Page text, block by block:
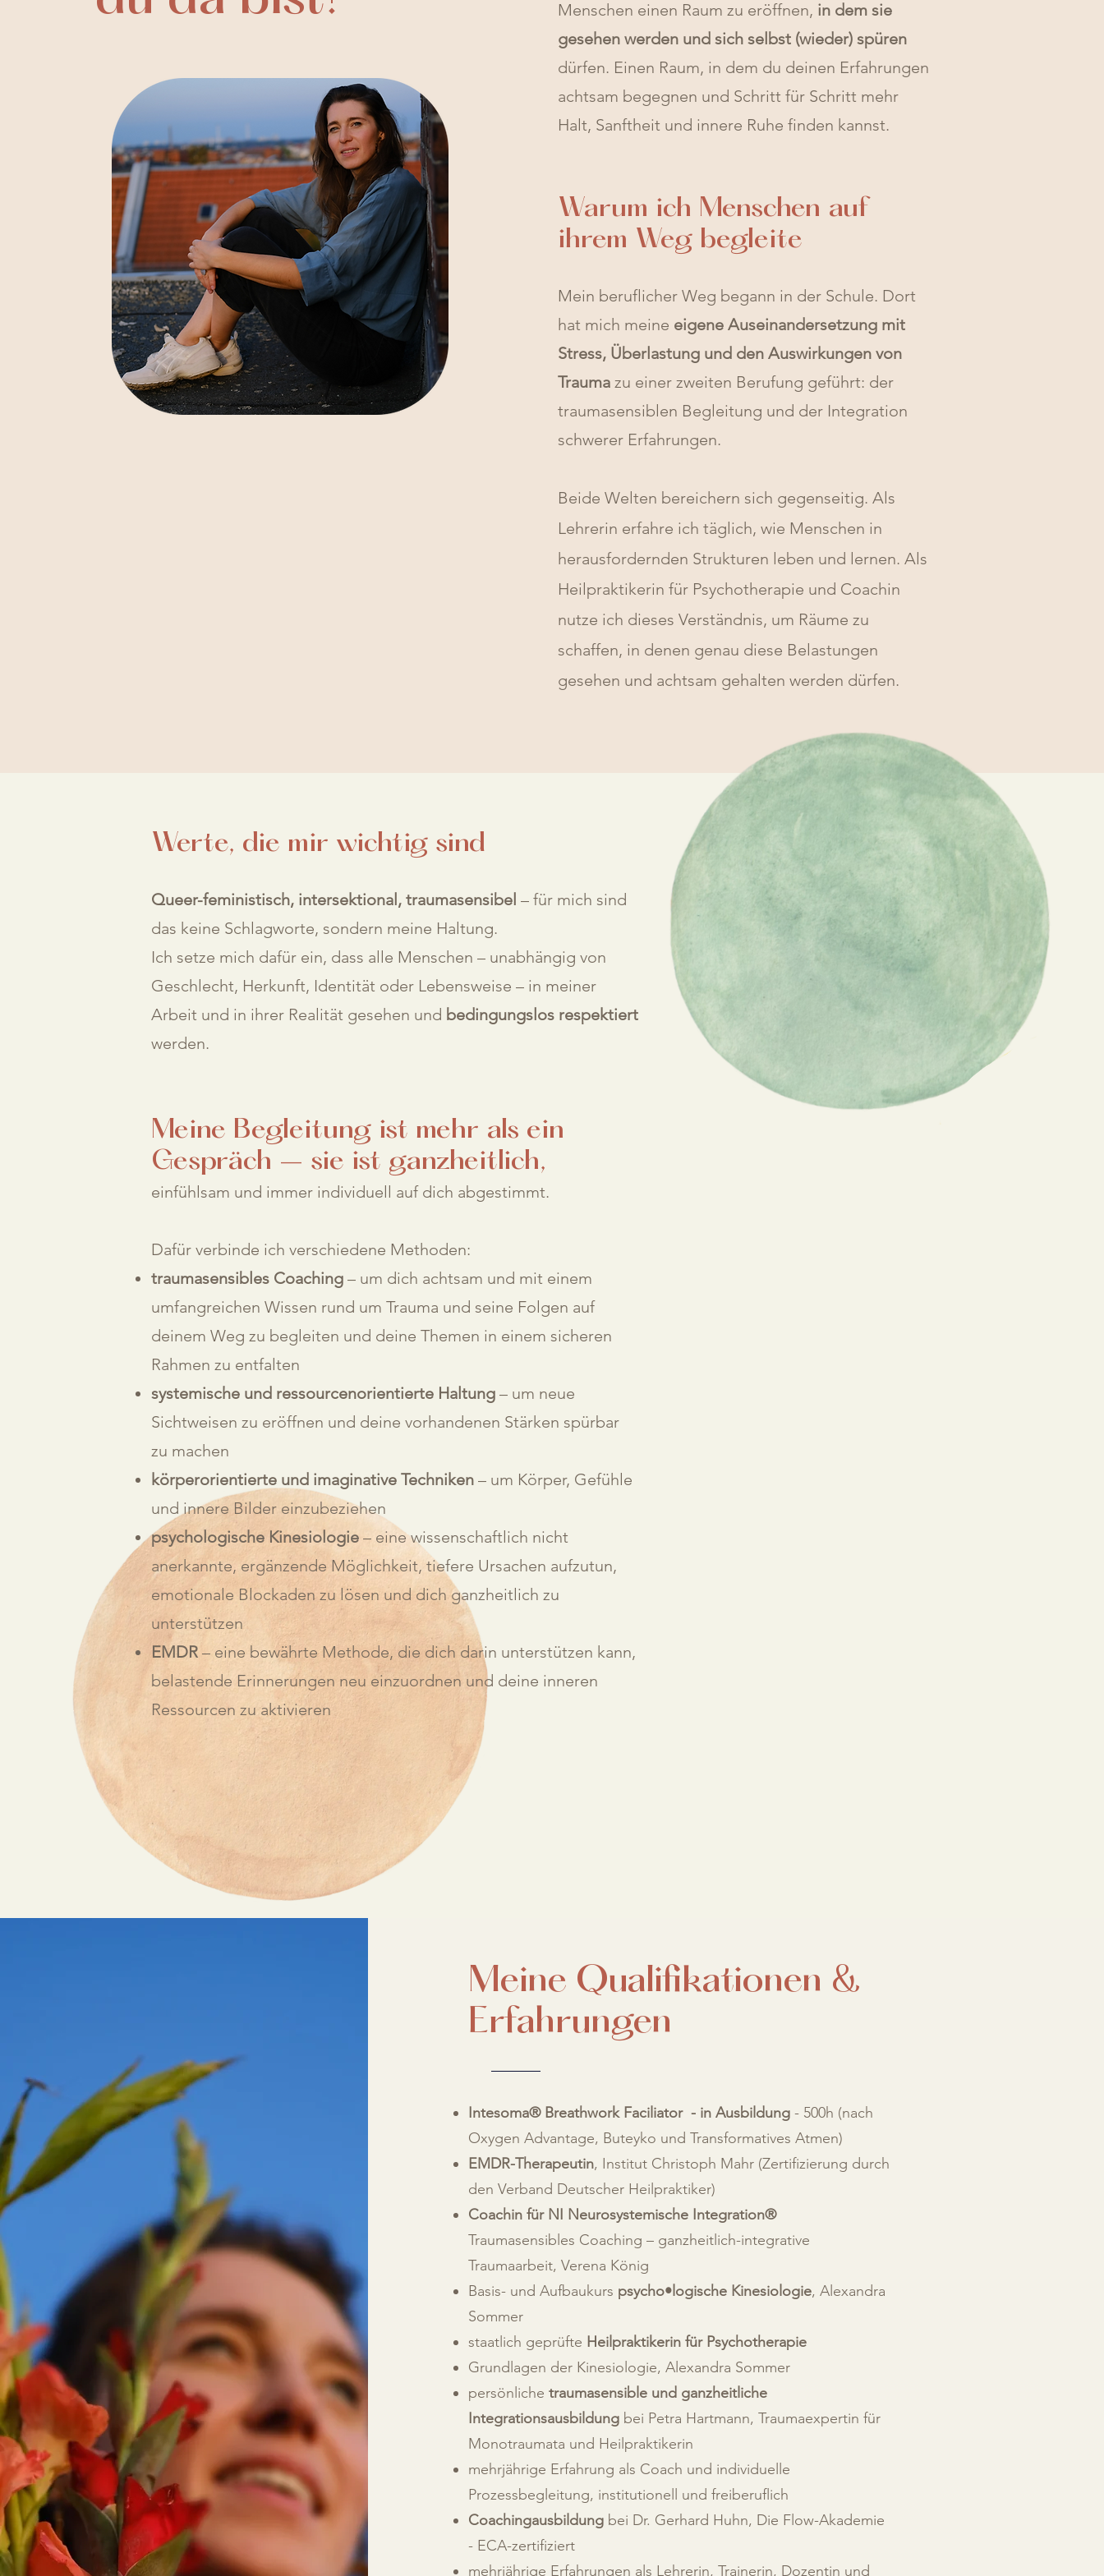
Menschen einen Raum zu eröffnen, in dem sie
gesehen werden und sich selbst (wieder) spüren
dürfen. Einen Raum, in dem du deinen Erfahrungen
achtsam begegnen und Schritt für Schritt mehr
Halt, Sanftheit und innere Ruhe finden kannst.
Warum ich Menschen auf
ihrem Weg begleite
Mein beruflicher Weg begann in der Schule. Dort
hat mich meine eigene Auseinandersetzung mit
Stress, Überlastung und den Auswirkungen von
Traumazu einer zweiten Berufung geführt: der
traumasensiblen Begleitung und der Integration
schwerer Erfahrungen.
Beide Welten bereichern sich gegenseitig. Als
Lehrerin erfahre ich täglich, wie Menschen in
herausfordernden Strukturen leben und lernen. Als
Heilpraktikerin für Psychotherapie und Coachin
nutze ich dieses Verständnis, um Räume zu
schaffen, in denen genau diese Belastungen
gesehen und achtsam gehalten werden dürfen.
Werte, die mir wichtig sind
Queer-feministisch, intersektional, traumasensibel – für mich sind
das keine Schlagworte, sondern meine Haltung.
Ich setze mich dafür ein, dass alle Menschen – unabhängig von
Geschlecht, Herkunft, Identität oder Lebensweise – in meiner
Arbeit und in ihrer Realität gesehen und bedingungslos respektiert
werden.
Meine Begleitung ist mehr als ein
Gespräch – sie ist ganzheitlich,
einfühlsam und immer individuell auf dich abgestimmt.
Dafür verbinde ich verschiedene Methoden:
traumasensibles Coaching– um dich achtsam und mit einem
umfangreichen Wissen rund um Trauma und seine Folgen auf
deinem Weg zu begleiten und deine Themen in einem sicheren
Rahmen zu entfalten
systemische und ressourcenorientierte Haltung– um neue
Sichtweisen zu eröffnen und deine vorhandenen Stärken spürbar
zu machen
körperorientierte und imaginative Techniken – um Körper, Gefühle
und innere Bilder einzubeziehen
psychologische Kinesiologie– eine wissenschaftlich nicht
anerkannte, ergänzende Möglichkeit, tiefere Ursachen aufzutun,
emotionale Blockaden zu lösen und dich ganzheitlich zu
unterstützen
EMDR– eine bewährte Methode, die dich darin unterstützen kann,
belastende Erinnerungen neu einzuordnen und deine inneren
Ressourcen zu aktivieren
Meine Qualifikationen &
Erfahrungen
Intesoma® Breathwork Faciliator - in Ausbildung- 500h (nach
Oxygen Advantage, Buteyko und Transformatives Atmen)​​
EMDR-Therapeutin, Institut Christoph Mahr (Zertifizierung durch
den Verband Deutscher Heilpraktiker)
Coachin für NI Neurosystemische Integration®
Traumasensibles Coaching – ganzheitlich-integrative
Traumaarbeit, Verena König
Basis- und Aufbaukurs psycho•logische Kinesiologie, Alexandra
Sommer
staatlich geprüfte Heilpraktikerin für Psychotherapie
Grundlagen der Kinesiologie, Alexandra Sommer
persönliche traumasensible und ganzheitliche
Integrationsausbildungbei Petra Hartmann, Traumaexpertin für
Monotraumata und Heilpraktikerin
mehrjährige Erfahrung als Coach und individuelle
Prozessbegleitung, institutionell und freiberuflich
Coachingausbildung bei Dr. Gerhard Huhn, Die Flow-Akademie
- ECA-zertifiziert
mehrjährige Erfahrungen als Lehrerin, Trainerin, Dozentin und